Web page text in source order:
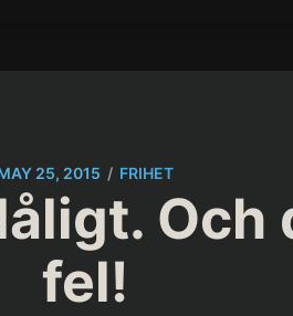
25, 2015 / FRIHET
Och
fel!